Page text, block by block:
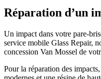
Réparation d’un
Un impact dans votre pare-
service mobile Glass Repair,
concession Van Mossel de
Pour la réparation des